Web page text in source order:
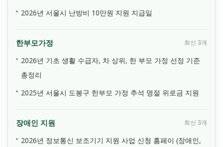
2026년 서울시 난방비 10만원 지원 지급일
한부모가정 최신 3개
2026년 기초 생활 수급자, 차 상위, 한 부모 가정 선정 기준
총정리
2025년 서울시 도봉구 한부모 가정 추석 명절 위로금 지원
장애인 지원 최신 3개
2026년 정보통신 보조기기 지원 사업 신청 홈페이 (장애인,